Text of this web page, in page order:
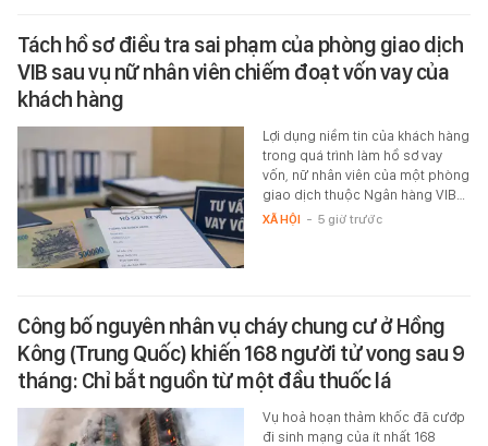
Tách hồ sơ điều tra sai phạm của phòng giao dịch
VIB sau vụ nữ nhân viên chiếm đoạt vốn vay của
khách hàng
Lợi dụng niềm tin của khách hàng
trong quá trình làm hồ sơ vay
vốn, nữ nhân viên của một phòng
giao dịch thuộc Ngân hàng VIB…
XÃ HỘI - 5 giờ trước
Công bố nguyên nhân vụ cháy chung cư ở Hồng
Kông (Trung Quốc) khiến 168 người tử vong sau 9
tháng: Chỉ bắt nguồn từ một đầu thuốc lá
Vụ hoả hoạn thảm khốc đã cướp
đi sinh mạng của ít nhất 168